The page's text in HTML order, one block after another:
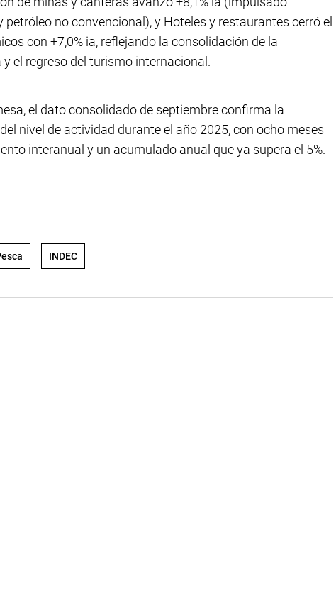
no convencional), y Hoteles y restaurantes cerró el
con +7,0% ia, reflejando la consolidación de la
el regreso del turismo internacional.
el dato consolidado de septiembre confirma la
nivel de actividad durante el año 2025, con ocho meses
interanual y un acumulado anual que ya supera el 5%.
INDEC